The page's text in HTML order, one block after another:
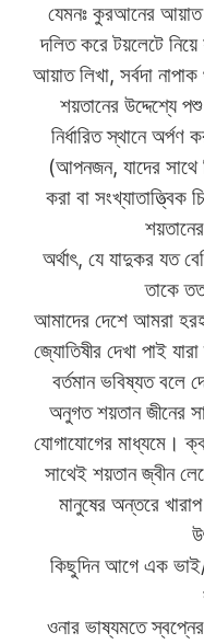
যেমনঃ কুরআনের আয়াত
দলিত করে টয়লেটে
আয়াত লিখা, সর্বদা
শয়তানের উদ্দেশ্যে
নির্ধারিত স্থানে
(আপনজন, যাদের সাথে
করা বা সংখ্যাতাত্ত্বিক
অর্থাৎ, যে যাদুকর যত
তাকে
আমাদের দেশে আমরা
জ্যোতিষীর দেখা পাই
বর্তমান ভবিষ্যত বলে
অনুগত শয়তান জীনের
যোগাযোগের মাধ্যমে।
সাথেই শয়তান জ্বীন
মানুষের অন্তরে
কিছুদিন আগে এক
ওনার ভাষ্যমতে